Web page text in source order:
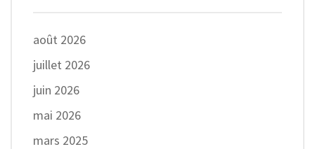
août 2026
juillet 2026
juin 2026
mai 2026
mars 2025